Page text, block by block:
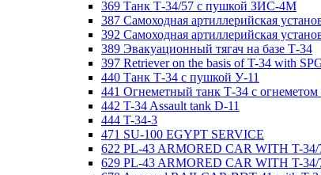
369 Танк Т-34/57 с пушкой ЗИС-4М
387 Самоходная артиллерийская
392 Самоходная артиллерийская
389 Эвакуационный тягач на базе Т-34
397 Retriever on the basis of T-34 with
440 Танк Т-34 с пушкой У-11
441 Огнеметный танк Т-34 с
442 T-34 Assault tank D-11
444 T-34-3
471 SU-100 EGYPT SERVICE
622 PL-43 ARMORED CAR WITH T-
629 PL-43 ARMORED CAR WITH T-